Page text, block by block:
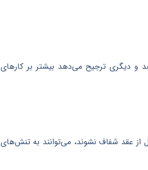
و دیگری ترجیح می‌دهد بیشتر بر کارهای
عقد شفاف نشوند، می‌توانند به تنش‌های